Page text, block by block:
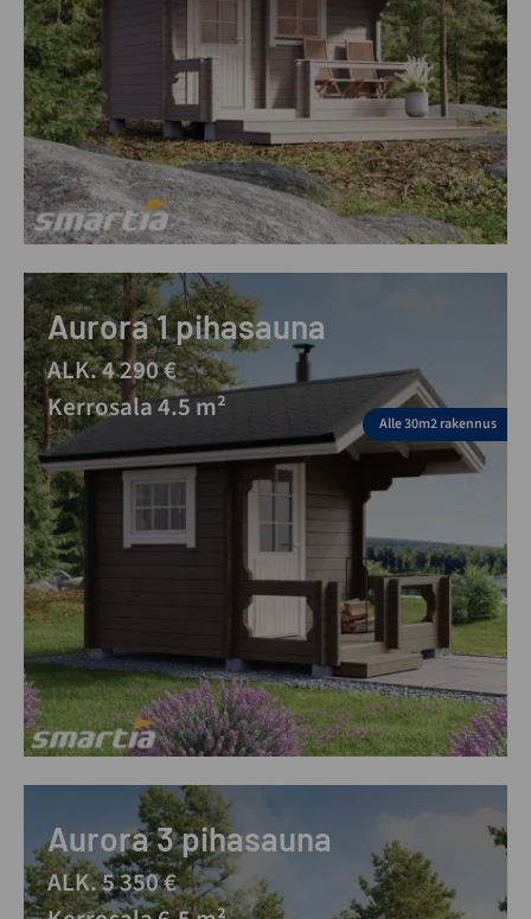
Aurora 1 pihasauna
ALK. 4 290 €
Kerrosala 4.5 m²
Alle 30m2 rakennus
Aurora 3 pihasauna
ALK. 5 350 €